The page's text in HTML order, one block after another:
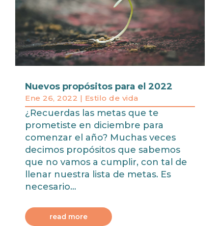
Nuevos propósitos para el 2022
Ene 26, 2022 | Estilo de vida
¿Recuerdas las metas que te
prometiste en diciembre para
comenzar el año? Muchas veces
decimos propósitos que sabemos
que no vamos a cumplir, con tal de
llenar nuestra lista de metas. Es
necesario...
read more